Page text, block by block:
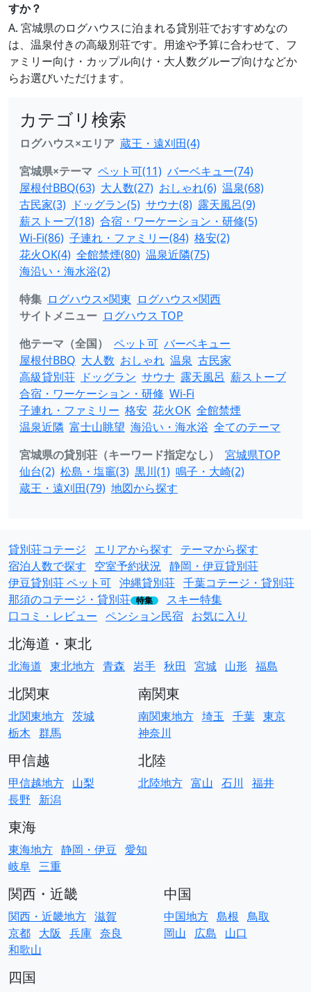
すか？
A. 宮城県のログハウスに泊まれる貸別荘でおすすめなの
は、温泉付きの高級別荘です。用途や予算に合わせて、フ
ァミリー向け・カップル向け・大人数グループ向けなどか
らお選びいただけます。
カテゴリ検索
ログハウス×エリア 蔵王・遠刈田(4)
宮城県×テーマ ペット可(11) バーベキュー(74)
屋根付BBQ(63) 大人数(27) おしゃれ(6) 温泉(68)
古民家(3) ドッグラン(5) サウナ(8) 露天風呂(9)
薪ストーブ(18) 合宿・ワーケーション・研修(5)
Wi-Fi(86) 子連れ・ファミリー(84) 格安(2)
花火OK(4) 全館禁煙(80) 温泉近隣(75)
海沿い・海水浴(2)
特集 ログハウス×関東 ログハウス×関西
サイトメニュー ログハウス TOP
他テーマ（全国）
ペット可 バーベキュー
屋根付BBQ 大人数 おしゃれ 温泉 古民家
高級貸別荘 ドッグラン サウナ 露天風呂 薪ストーブ
合宿・ワーケーション・研修 Wi-Fi
子連れ・ファミリー 格安 花火OK 全館禁煙
温泉近隣 富士山眺望 海沿い・海水浴 全てのテーマ
宮城県の貸別荘（キーワード指定なし）
宮城県TOP
仙台(2) 松島・塩竈(3) 黒川(1) 鳴子・大崎(2)
蔵王・遠刈田(79) 地図から探す
貸別荘コテージ エリアから探す
テーマから探す
宿泊人数で探す
空室予約状況 静岡・伊豆貸別荘
伊豆貸別荘 ペット可 沖縄貸別荘 千葉コテージ・貸別荘
那須のコテージ・貸別荘 特集
スキー特集
口コミ・レビュー ペンション民宿 お気に入り
北海道・東北
北海道 東北地方 青森 岩手 秋田 宮城 山形 福島
北関東
北関東地方 茨城
栃木 群馬
南関東
南関東地方 埼玉 千葉 東京
神奈川
甲信越
甲信越地方 山梨
長野
新潟
北陸
北陸地方 富山 石川 福井
東海
東海地方 静岡・伊豆 愛知
岐阜 三重
関西・近畿
関西・近畿地方 滋賀
京都 大阪 兵庫 奈良
和歌山
中国
中国地方 島根 鳥取
岡山
広島 山口
四国